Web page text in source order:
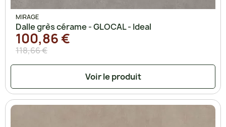
MIRAGE
Dalle grès cérame - GLOCAL - Ideal
118,66 €
100,86 €
Voir le produit